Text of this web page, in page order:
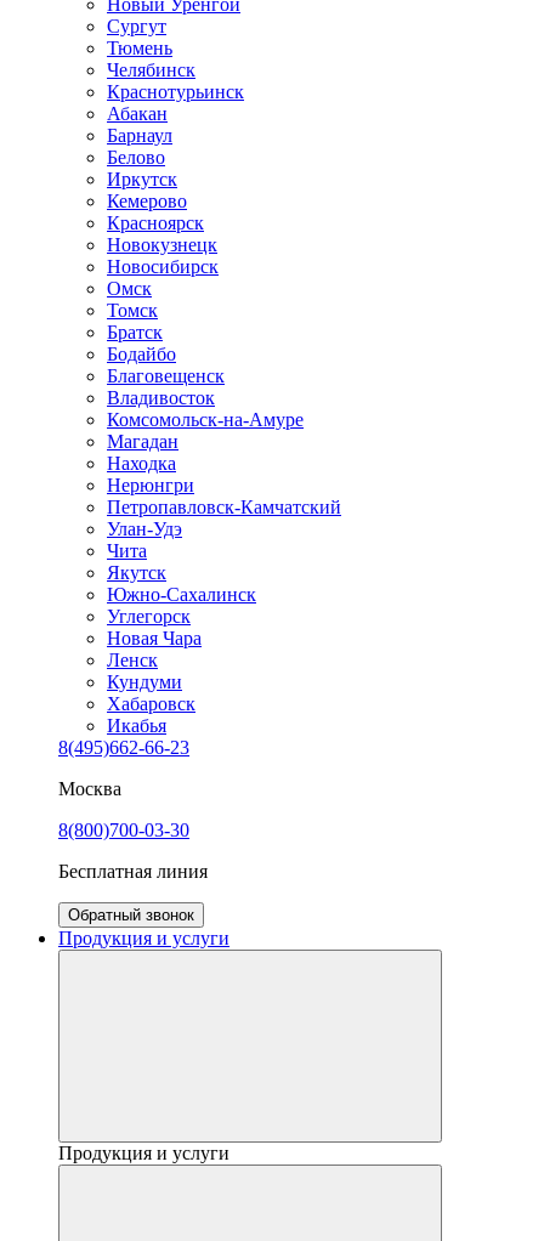
Сургут
Тюмень
Челябинск
Краснотурьинск
Абакан
Барнаул
Белово
Иркутск
Кемерово
Красноярск
Новокузнецк
Новосибирск
Омск
Томск
Братск
Бодайбо
Благовещенск
Владивосток
Комсомольск-на-Амуре
Магадан
Находка
Нерюнгри
Петропавловск-Камчатский
Улан-Удэ
Чита
Якутск
Южно-Сахалинск
Углегорск
Новая Чара
Ленск
Кундуми
Хабаровск
Икабья
8(495)662-66-23
Москва
8(800)700-03-30
Бесплатная линия
Обратный звонок
Продукция и услуги
Продукция и услуги